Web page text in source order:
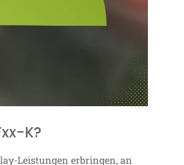
K?
Leistungen erbringen, an